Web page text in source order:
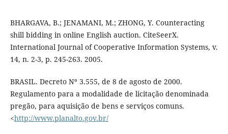
BHARGAVA, B.; JENAMANI, M.; ZHONG, Y. Counteracting
shill bidding in online English auction. CiteSeerX.
International Journal of Cooperative Information Systems, v.
14, n. 2-3, p. 245-263. 2005.
BRASIL. Decreto Nº 3.555, de 8 de agosto de 2000.
Regulamento para a modalidade de licitação denominada
pregão, para aquisição de bens e serviços comuns.
<http://www.planalto.gov.br/